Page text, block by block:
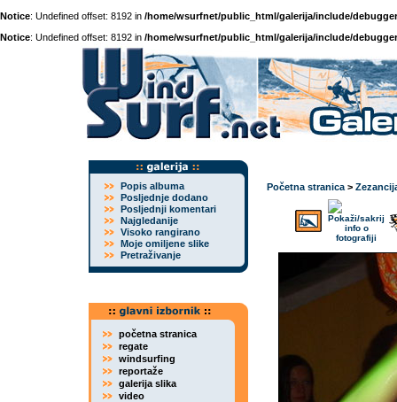
Notice: Undefined offset: 8192 in /home/wsurfnet/public_html/galerija/include/
Notice: Undefined offset: 8192 in /home/wsurfnet/public_html/galerija/include/
Popis albuma
Posljednje dodano
Posljednji komentari
Najgledanije
Visoko rangirano
Moje omiljene slike
Pretraživanje
početna stranica
regate
windsurfing
reportaže
galerija slika
video
Početna stranica >